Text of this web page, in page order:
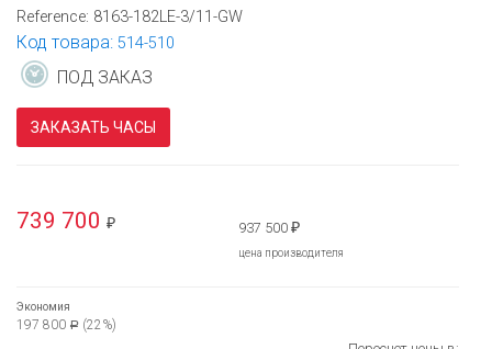
Reference: 8163-182LE-3/11-GW
Код товара: 514-510
ПОД ЗАКАЗ
ЗАКАЗАТЬ ЧАСЫ
739 700 ₽ 937 500 ₽
цена производителя
Экономия
197 800 Р (22%)